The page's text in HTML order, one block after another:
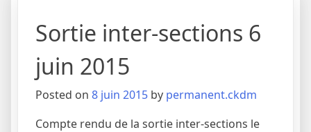
Sortie inter-sections 6
juin 2015
Posted on 8 juin 2015 by permanent.ckdm
Compte rendu de la sortie inter-sections le